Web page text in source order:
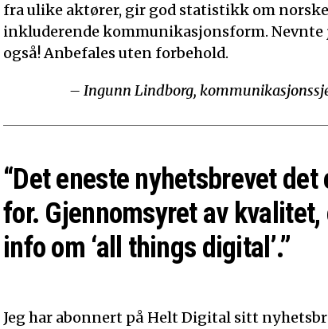
fra ulike aktører, gir god statistikk om
inkluderende kommunikasjonsform. Nevnte
også! Anbefales uten forbehold.
– Ingunn Lindborg,
“Det eneste nyhetsbrevet
for. Gjennomsyret av
info om ‘all things digital’.”
Jeg har abonnert på Helt Digital sitt